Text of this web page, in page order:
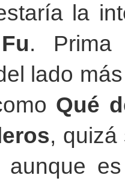
la
. Prima
lado
Qué
, quizá
aunque